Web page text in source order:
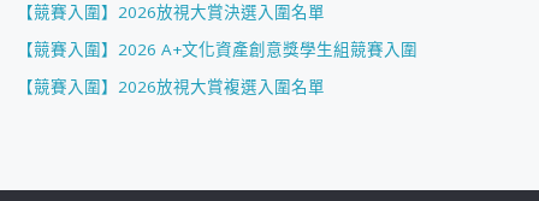
【競賽入圍】2026放視大賞決選入圍名單
【競賽入圍】2026 A+文化資產創意獎學生組競賽入圍
【競賽入圍】2026放視大賞複選入圍名單